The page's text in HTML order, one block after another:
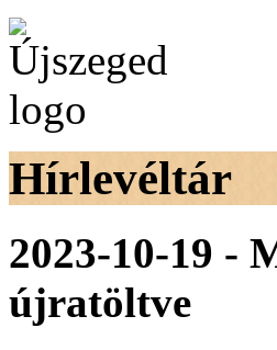
Hírlevéltár
2023-10-19 -
újratöltve